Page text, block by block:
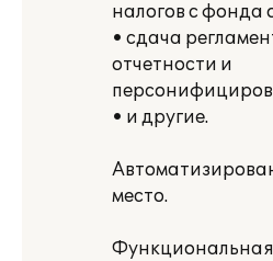
налогов с фонда
• сдача
отчетности и
• и другие.
место.